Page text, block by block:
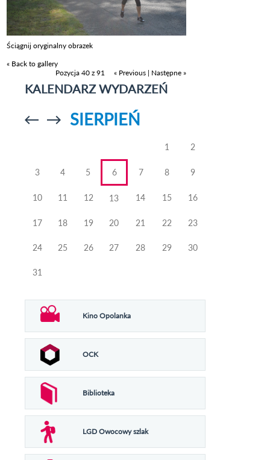
Ściągnij oryginalny obrazek
« Back to gallery
Pozycja 40 z 91
« Previous | Następne »
KALENDARZ WYDARZEŃ
Przejdź doPrzejdź do
SIERPIEŃ
1 2
3 4 5 6 7 8 9
10 11 12 13 14 15 16
17 18 19 20 21 22 23
24 25 26 27 28 29 30
31
Kino Opolanka
OCK
Biblioteka
LGD Owocowy szlak